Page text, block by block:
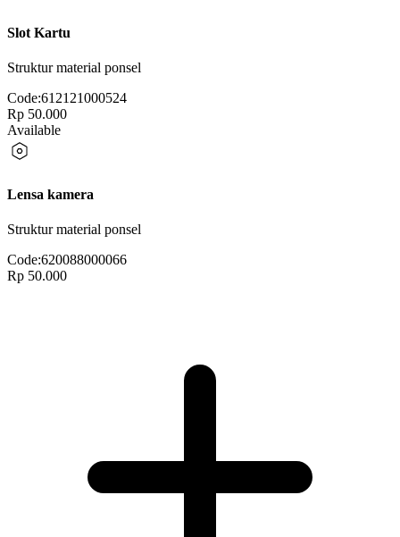
Slot Kartu
Struktur material ponsel
Code:612121000524
Rp 50.000
Available
Lensa kamera
Struktur material ponsel
Code:620088000066
Rp 50.000